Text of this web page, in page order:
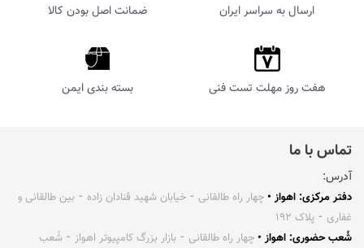
ارسال به سراسر ایران ضمانت اصل بودن کالا
هفت روز مهلت تست فنی بسته بندی ایمن
تماس با ما
آدرس:
دفتر مرکزی: اهواز • چهار راه طالقانی ⁃ خیابان شهید قنادان زاده ⁃ بین طالقانی و
غفاری ⁃ پلاک ۱۹۲
شُعب حضوری: اهواز • چهار راه طالقانی ⁃ بازار بزرگ کامپیوتر اهواز ⁃ شُعب